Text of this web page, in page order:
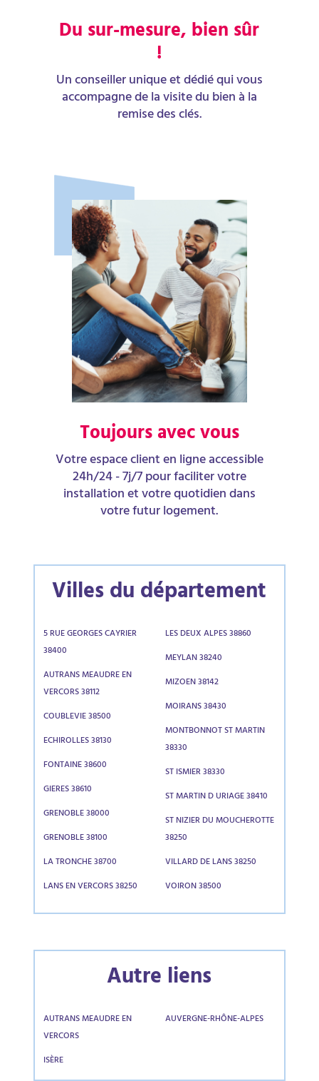
Du sur-mesure, bien sûr
!
Un conseiller unique et dédié qui vous
accompagne de la visite du bien à la
remise des clés.
Toujours avec vous
Votre espace client en ligne accessible
24h/24 - 7j/7 pour faciliter votre
installation et votre quotidien dans
votre futur logement.
Villes du département
5 RUE GEORGES CAYRIER
38400
AUTRANS MEAUDRE EN
VERCORS 38112
COUBLEVIE 38500
ECHIROLLES 38130
FONTAINE 38600
GIERES 38610
GRENOBLE 38000
GRENOBLE 38100
LA TRONCHE 38700
LANS EN VERCORS 38250
LES DEUX ALPES 38860
MEYLAN 38240
MIZOEN 38142
MOIRANS 38430
MONTBONNOT ST MARTIN
38330
ST ISMIER 38330
ST MARTIN D URIAGE 38410
ST NIZIER DU MOUCHEROTTE
38250
VILLARD DE LANS 38250
VOIRON 38500
Autre liens
AUTRANS MEAUDRE EN
VERCORS
ISÈRE
AUVERGNE-RHÔNE-ALPES